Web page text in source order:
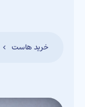
خرید هاست